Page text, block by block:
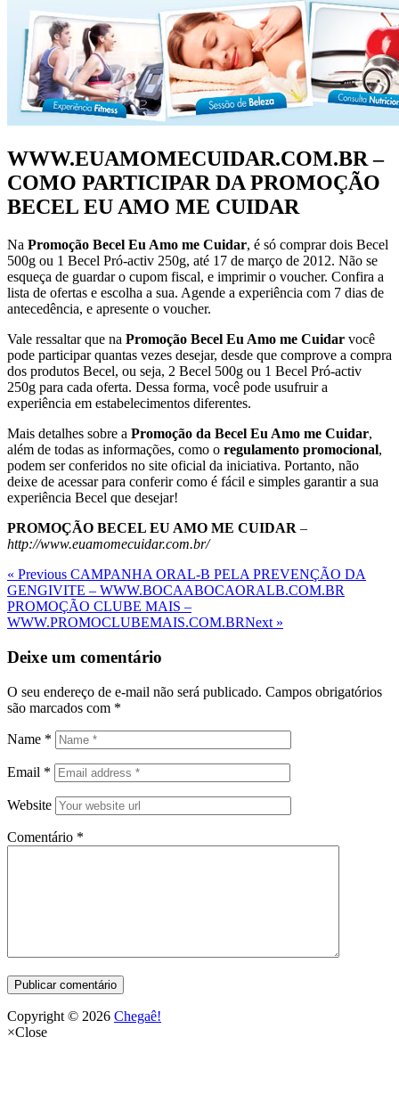
WWW.EUAMOMECUIDAR.COM.BR –
COMO PARTICIPAR DA PROMOÇÃO
BECEL EU AMO ME CUIDAR
Na Promoção Becel Eu Amo me Cuidar, é só comprar dois Becel
500g ou 1 Becel Pró-activ 250g, até 17 de março de 2012. Não se
esqueça de guardar o cupom fiscal, e imprimir o voucher. Confira a
lista de ofertas e escolha a sua. Agende a experiência com 7 dias de
antecedência, e apresente o voucher.
Vale ressaltar que na Promoção Becel Eu Amo me Cuidar você
pode participar quantas vezes desejar, desde que comprove a compra
dos produtos Becel, ou seja, 2 Becel 500g ou 1 Becel Pró-activ
250g para cada oferta. Dessa forma, você pode usufruir a
experiência em estabelecimentos diferentes.
Mais detalhes sobre a Promoção da Becel Eu Amo me Cuidar,
além de todas as informações, como o regulamento promocional,
podem ser conferidos no site oficial da iniciativa. Portanto, não
deixe de acessar para conferir como é fácil e simples garantir a sua
experiência Becel que desejar!
PROMOÇÃO BECEL EU AMO ME CUIDAR –
http://www.euamomecuidar.com.br/
Navegação
de
Post
Previous
Post
« Previous CAMPANHA ORAL-B PELA PREVENÇÃO DA
GENGIVITE – WWW.BOCAABOCAORALB.COM.BR
Next
Post
PROMOÇÃO CLUBE MAIS –
WWW.PROMOCLUBEMAIS.COM.BRNext »
Deixe um comentário
O seu endereço de e-mail não será publicado. Campos obrigatórios
são marcados com *
Name *
Email *
Website
Comentário *
Copyright © 2026 Chegaê!
×Close